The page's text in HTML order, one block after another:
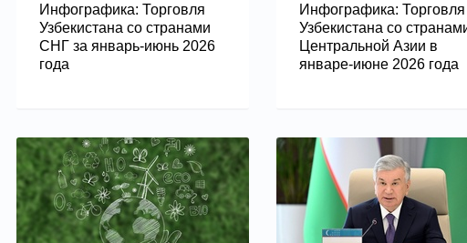
Инфографика: Торговля
Узбекистана со странами
СНГ за январь-июнь 2026
года
Инфографика: Торговля
Узбекистана со
Центральной Азии в
январе-июне 2026 года